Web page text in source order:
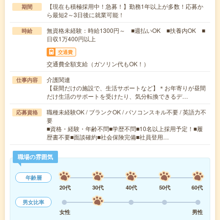
期間
【現在も積極採用中！急募！】勤務1年以上が多数！応募か
ら最短2～3日後に就業可能！
時給
無資格未経験：時給1300円～ ■週払いOK ■扶養内OK ■
日収1万400円以上
交通費
交通費全額支給（ガソリン代もOK！）
仕事内容
介護関連
【昼間だけの施設で、生活サポートなど】＊お年寄りが昼間
だけ生活のサポートを受けたり、気分転換できるデ…
応募資格
職種未経験OK / ブランクOK / パソコンスキル不要 / 英語力不
要
■資格・経験・年齢不問■学歴不問■10名以上採用予定！■履
歴書不要■面談確約■社会保険完備■社員登用…
職場の雰囲気
年齢層
20代
30代 40代 50代
60代
男女比率
女性
男性